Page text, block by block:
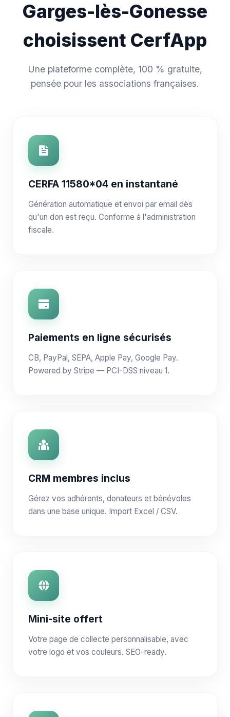
Garges-lès-Gonesse
choisissent CerfApp
Une plateforme complète, 100 % gratuite,
pensée pour les associations françaises.
CERFA 11580*04 en instantané
Génération automatique et envoi par email dès
qu'un don est reçu. Conforme à l'administration
fiscale.
Paiements en ligne sécurisés
CB, PayPal, SEPA, Apple Pay, Google Pay.
Powered by Stripe — PCI-DSS niveau 1.
CRM membres inclus
Gérez vos adhérents, donateurs et bénévoles
dans une base unique. Import Excel / CSV.
Mini-site offert
Votre page de collecte personnalisable, avec
votre logo et vos couleurs. SEO-ready.